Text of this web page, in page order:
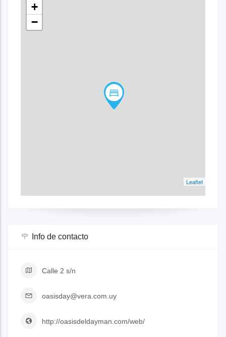
+
−
Leaflet
Info de contacto
Calle 2 s/n
oasisday@vera.com.uy
http://oasisdeldayman.com/web/